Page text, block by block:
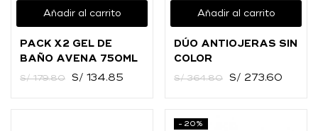
Añadir al carrito
PACK X2 GEL DE
BAÑO AVENA 750ML
S/179.80 S/ 134.85
Añadir al carrito
DÚO ANTIOJERAS SIN
COLOR
S/364.80 S/ 273.60
-20%